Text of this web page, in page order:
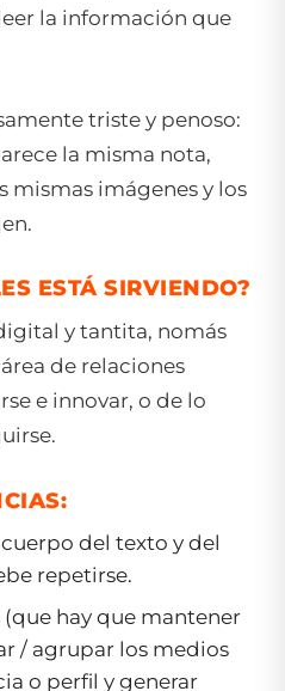
la información que
triste y penoso:
la misma nota,
mismas imágenes y los
ESTÁ SIRVIENDO?
y tantita, nomás
de relaciones
e innovar, o de lo
del texto y del
repetirse.
(que hay que mantener
/ agrupar los medios
o perfil y generar